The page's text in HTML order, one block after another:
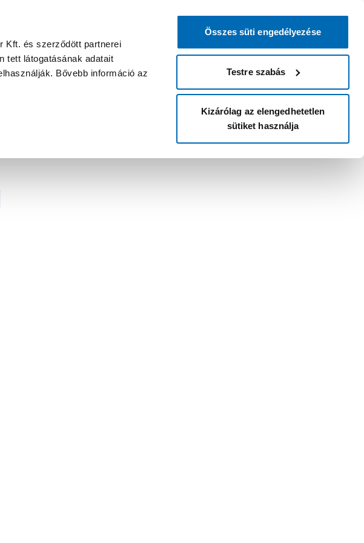
Kft. és szerződött partnerei
tett látogatásának adatait
Bővebb információ az
Összes süti engedélyezése
Testre szabás
Kizárólag az elengedhetetlen
sütiket használja